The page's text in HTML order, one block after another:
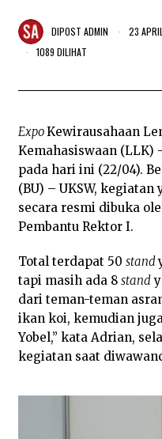
DIPOST ADMIN 23
1089 DILIHAT
ExpoKewirausahaan
Kemahasiswaan (LLK)
pada hari ini (22/04).
(BU) – UKSW,
secara resmi dibuka
Pembantu Rektor I.
Total terdapat 50 stand
tapi masih ada 8 stand
dari teman-teman
ikan koi, kemudian
Yobel,” kata Adrian,
kegiatan saat